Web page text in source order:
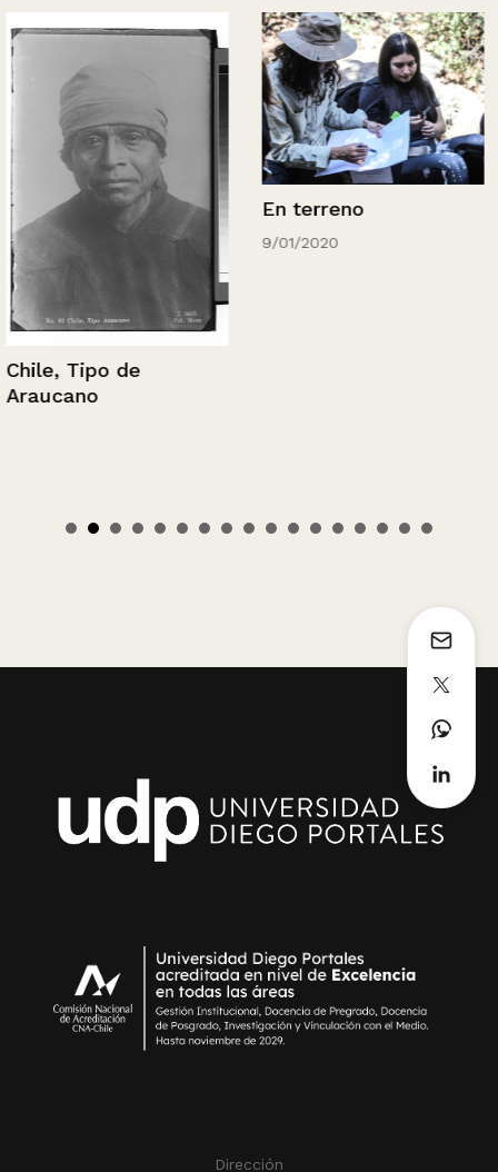
Chile, Tipo de
Araucano
En terreno
9/01/2020
Dirección